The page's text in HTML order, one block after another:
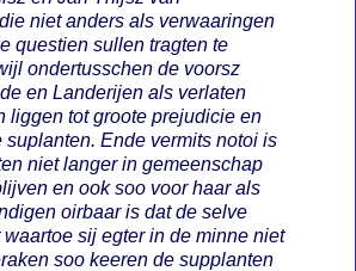
niet anders als verwaaringen
questien sullen tragten te
ondertusschen de voorsz
en Landerijen als verlaten
liggen tot groote prejudicie en
suplanten. Ende vermits notoi is
niet langer in gemeenschap
en ook soo voor haar als
oirbaar is dat de selve
sij egter in de minne niet
soo keeren de supplanten